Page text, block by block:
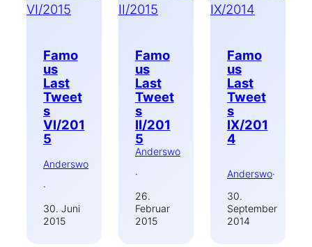
Famo
us
Last
Tweet
s
VI/201
5
Anderswo
·
30. Juni
2015
Famo
us
Last
Tweet
s
II/201
5
Anderswo
·
26.
Februar
2015
Famo
us
Last
Tweet
s
IX/201
4
Anderswo·
30.
September
2014